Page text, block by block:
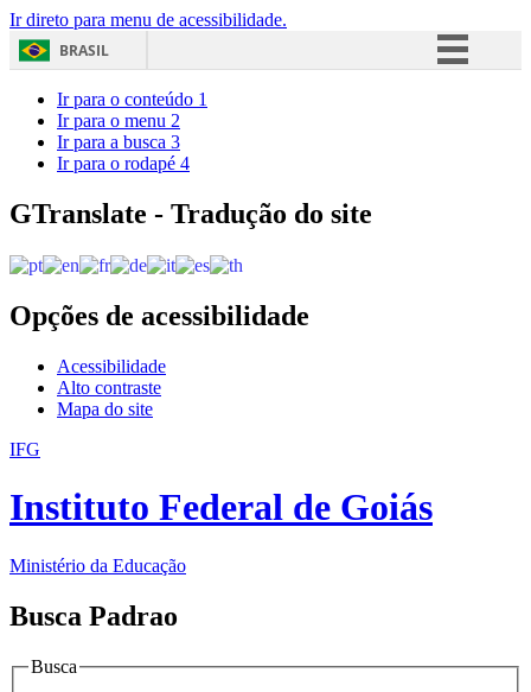
Ir direto para menu de acessibilidade.
BRASIL
Acesso à informação
Ir para o conteúdo 1
Ir para o menu 2
Ir para a busca 3
Ir para o rodapé 4
GTranslate - Tradução do site
Opções de acessibilidade
Acessibilidade
Alto contraste
Mapa do site
IFG
Instituto Federal de Goiás
Ministério da Educação
Busca Padrao
Busca